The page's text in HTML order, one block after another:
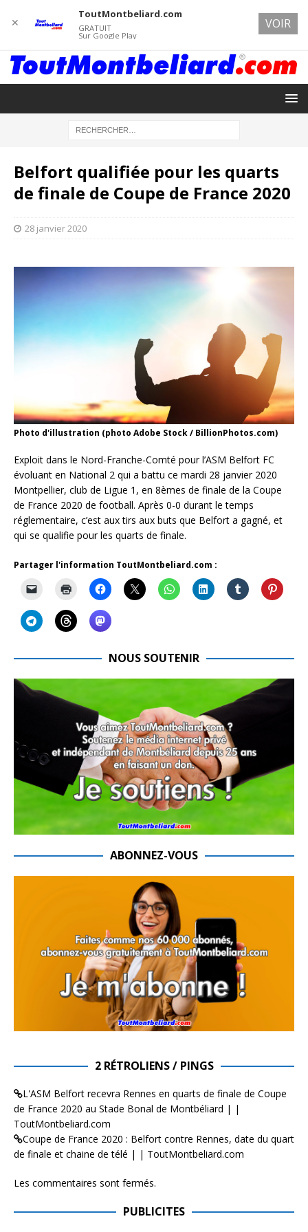
Belfort qualifiée pour les quarts
de finale de Coupe de France 2020
28 janvier 2020
Photo d'illustration (photo Adobe Stock / BillionPhotos.com)
Exploit dans le Nord-Franche-Comté pour l’ASM Belfort FC
évoluant en National 2 qui a battu ce mardi 28 janvier 2020
Montpellier, club de Ligue 1, en 8èmes de finale de la Coupe
de France 2020 de football. Après 0-0 durant le temps
réglementaire, c’est aux tirs aux buts que Belfort a gagné, et
qui se qualifie pour les quarts de finale.
Partager l'information ToutMontbeliard.com :
NOUS SOUTENIR
ABONNEZ-VOUS
2 RÉTROLIENS / PINGS
L'ASM Belfort recevra Rennes en quarts de finale de Coupe
de France 2020 au Stade Bonal de Montbéliard | |
ToutMontbeliard.com
Coupe de France 2020 : Belfort contre Rennes, date du quart
de finale et chaine de télé | | ToutMontbeliard.com
Les commentaires sont fermés.
PUBLICITES
✕
ToutMontbeliard.com
GRATUIT
Sur Google Play
VOIR